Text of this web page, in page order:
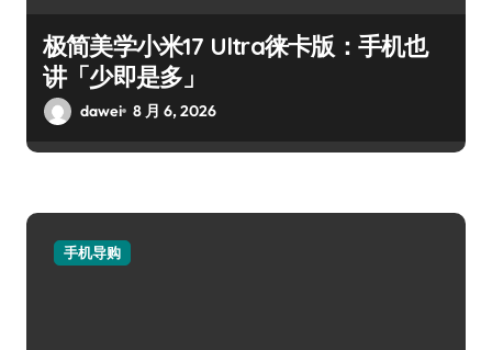
极简美学小米17 Ultra徕卡版：手机也
讲「少即是多」
dawei 8 月 6, 2026
手机导购